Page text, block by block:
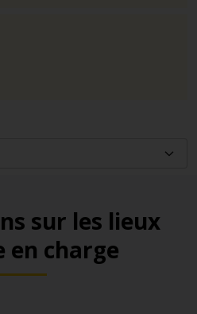
sur les lieux
en charge